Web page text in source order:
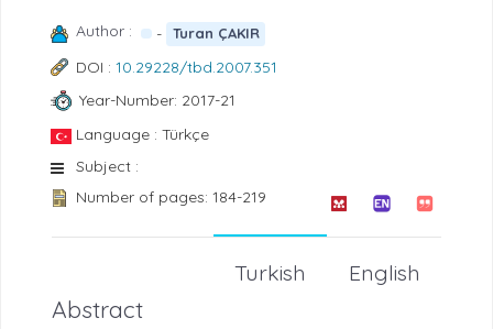
Author : - Turan ÇAKIR
DOI : 10.29228/tbd.2007.351
Year-Number: 2017-21
Language : Türkçe
Subject :
Number of pages: 184-219
English
Turkish
Abstract